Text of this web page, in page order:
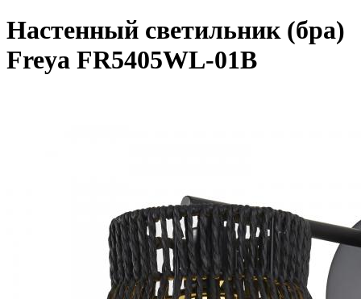
Настенный светильник (бра)
Freya FR5405WL-01B